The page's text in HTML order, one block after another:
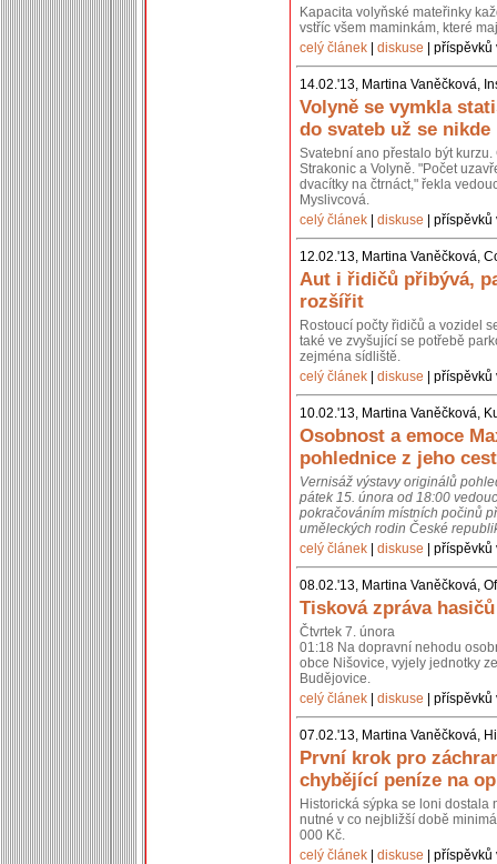
Kapacita volyňské mateřinky
vstříc všem maminkám, které
celý článek
diskuse |
14.02.'13, Martina Vaněčková,
Volyně se vymkla
do svateb už se nikde
Svatební ano přestalo být
Strakonic a Volyně. "Počet
dvacítky na čtrnáct," řekla
Myslivcová.
celý článek
diskuse |
12.02.'13, Martina Vaněčková,
Aut i řidičů přibývá,
rozšířit
Rostoucí počty řidičů a vozidel
také ve zvyšující se potřebě
zejména sídliště.
celý článek
diskuse |
10.02.'13, Martina Vaněčková,
Osobnost a emoce
pohlednice z jeho cest
Vernisáž výstavy originálů
pátek 15. února od 18:00
pokračováním místních počinů
uměleckých rodin České
celý článek
diskuse |
08.02.'13, Martina Vaněčková,
Tisková zpráva
Čtvrtek 7. února
01:18 Na dopravní nehodu
obce Nišovice, vyjely jednotky
Budějovice.
celý článek
diskuse |
07.02.'13, Martina Vaněčková,
První krok pro
chybějící peníze na
Historická sýpka se loni
nutné v co nejbližší době
000 Kč.
celý článek
diskuse |